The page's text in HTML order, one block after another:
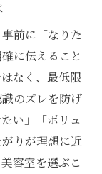
前に「なりた
に伝えること
なく、最低限
のズレを防げ
い」「ボリュ
りが理想に近
容室を選ぶこ